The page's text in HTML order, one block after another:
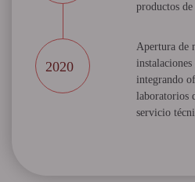
productos
2020
Apertura de
integrando
laboratorios
servicio